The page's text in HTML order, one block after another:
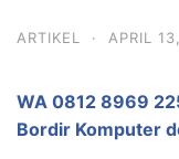
ARTIKEL · APRIL
WA 0812 8969
Bordir Komputer